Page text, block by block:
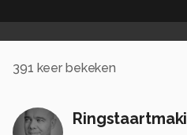
391 keer bekeken
Ringstaartmaki